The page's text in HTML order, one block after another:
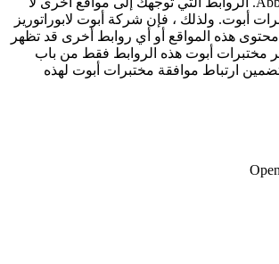
أبوت. ولذلك ، فإن شركة أبوت لابوراتوريز
هذه المواقع أو أي روابط أخرى قد تظهر
مختبرات أبوت هذه الروابط فقط من باب
تضمين ارتباط موافقة مختبرات أبوت لهذه